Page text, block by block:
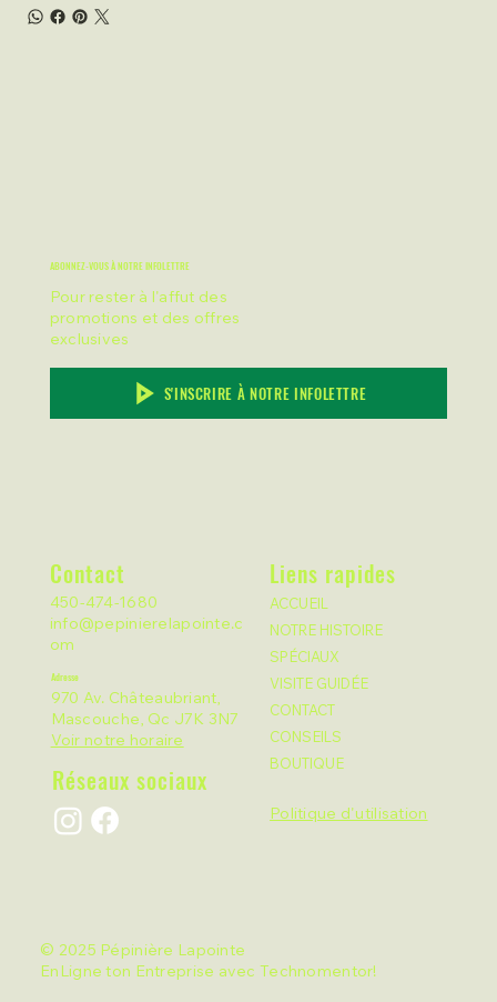
© 2025 Pépinière Lapointe
EnLigne ton Entreprise avec
Technomentor!
ABONNEZ-VOUS À NOTRE INFOLETTRE
Pour rester à l'affut des
promotions et des offres
exclusives
S'INSCRIRE À NOTRE INFOLETTRE
Contact
450-474-1680
info@pepinierelapointe.c
om
Adresse
970 Av. Châteaubriant,
Mascouche, Qc J7K 3N7
Voir notre horaire
Réseaux sociaux
Liens rapides
ACCUEIL
NOTRE HISTOIRE
SPÉCIAUX
VISITE GUIDÉE
CONTACT
CONSEILS
BOUTIQUE
Politique d'utilisation